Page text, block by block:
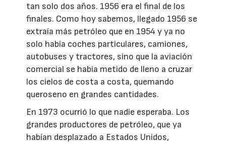
tan solo dos años. 1956 era el final de los
finales. Como hoy sabemos, llegado 1956 se
extraía más petróleo que en 1954 y ya no
solo había coches particulares, camiones,
autobuses y tractores, sino que la aviación
comercial se había metido de lleno a cruzar
los cielos de costa a costa, quemando
queroseno en grandes cantidades.
En 1973 ocurrió lo que nadie esperaba. Los
grandes productores de petróleo, que ya
habían desplazado a Estados Unidos,